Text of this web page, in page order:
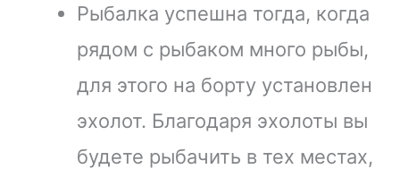
Рыбалка успешна тогда, когда
рядом с рыбаком много рыбы,
для этого на борту установлен
эхолот. Благодаря эхолоты вы
будете рыбачить в тех местах,